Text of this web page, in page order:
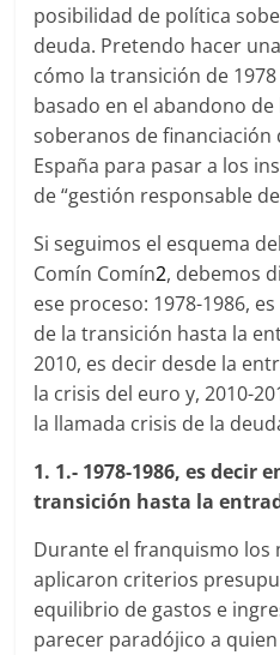
posibilidad de política
deuda. Pretendo hacer
cómo la transición de
basado en el abandono
soberanos de
España para pasar a los
de “gestión responsable
Si seguimos el esquema
Comín Comín2, debemos
ese proceso: 1978-1986,
de la transición hasta la
2010, es decir desde la
la crisis del euro y, 2010-
la llamada crisis de la
1. 1.- 1978-1986, es decir
transición hasta la
Durante el franquismo los
aplicaron criterios
equilibrio de gastos e
parecer paradójico a